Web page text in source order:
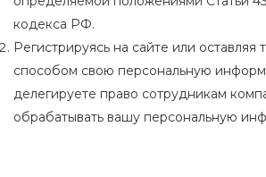
кодекса РФ.
Регистрируясь на сайте или оставляя
способом свою персональную
делегируете право сотрудникам
обрабатывать вашу персональную